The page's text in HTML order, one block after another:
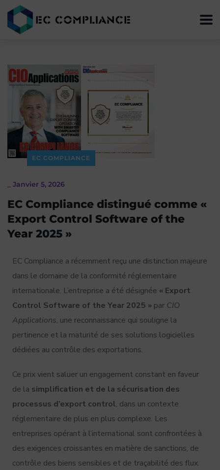
EC COMPLIANCE
Janvier 5, 2026
EC Compliance distingué comme «
Export Control Software of the
Year 2025 »
EC Compliance a récemment reçu une distinction majeure
dans le domaine de la conformité réglementaire
internationale. L’entreprise a été désignée « Export
Control Software of the Year 2025 » par CIO
Applications, une reconnaissance qui souligne la
pertinence et la maturité de ses solutions logicielles
dédiées au contrôle des exportations.
Ce prix vient saluer un engagement constant en faveur
de la simplification et de la sécurisation des
processus d’export control, dans un contexte
réglementaire de plus en plus complexe. Les
entreprises opérant à l’international sont confrontées à
des exigences croissantes en matière de sanctions, de
contrôle des biens sensibles et de traçabilité des flux.